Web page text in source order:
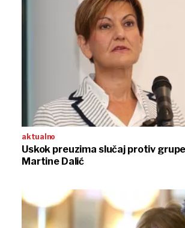
aktualno
Uskok preuzima slučaj protiv
Martine Dalić